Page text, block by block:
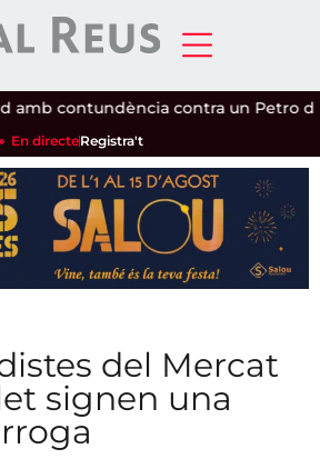
contundència contra un Petro de
En directeRegistra't
del Mercat
signen una